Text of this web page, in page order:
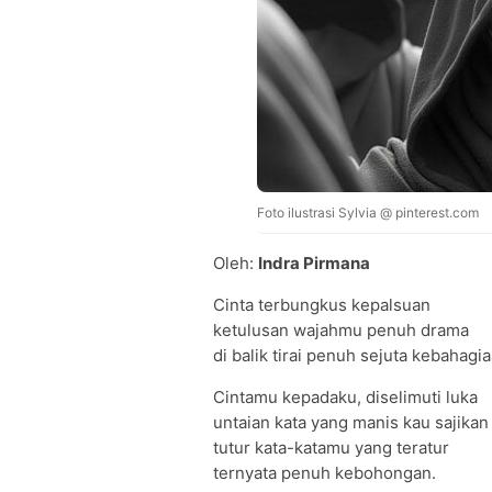
Foto ilustrasi Sylvia @ pinterest.com
Oleh: Indra Pirmana
Cinta terbungkus kepalsuan
ketulusan wajahmu penuh drama
di balik tirai penuh sejuta
Cintamu kepadaku, diselimuti luka
untaian kata yang manis kau sajikan
tutur kata-katamu yang teratur
ternyata penuh kebohongan.